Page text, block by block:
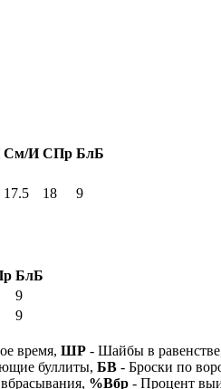
См/И СПр БлБ
17.5 18 9
БлБ
9
9
время, ШР - Шайбы в
буллиты, БВ - Броски по
%Вбр - Процент